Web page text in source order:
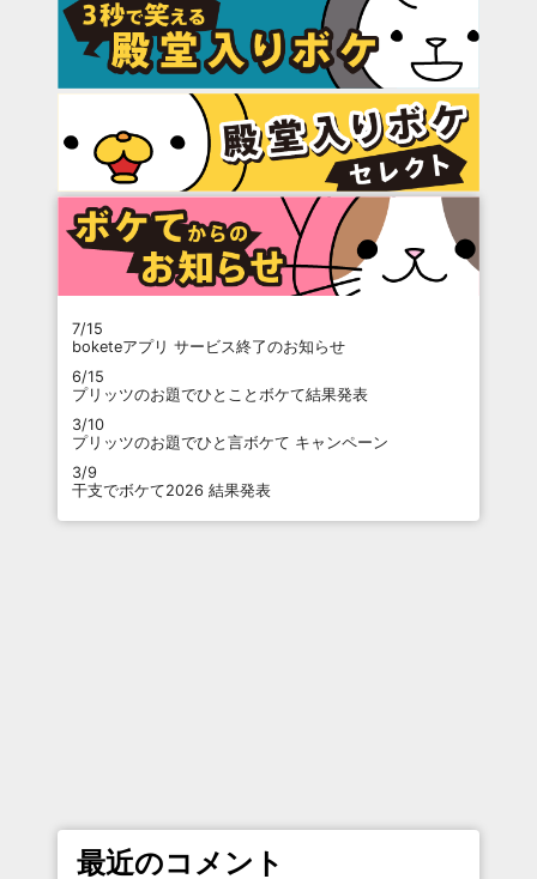
7/15
boketeアプリ サービス終了のお知らせ
6/15
プリッツのお題でひとことボケて結果発表
3/10
プリッツのお題でひと言ボケて キャンペーン
3/9
干支でボケて2026 結果発表
最近のコメント